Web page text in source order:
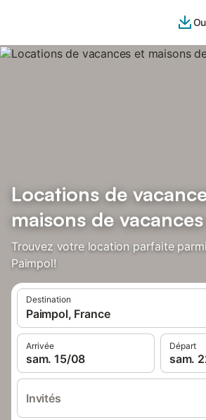
Locations de
maisons de
Trouvez votre location parfaite
Paimpol!
Destination
Paimpol, France
Arrivée
sam. 15/08
Départ
sam.
Invités